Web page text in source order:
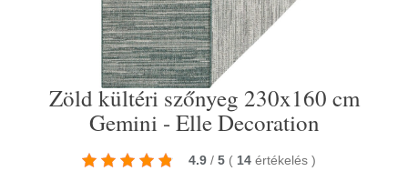
Zöld kültéri szőnyeg 230x160 cm
Gemini - Elle Decoration
4.9 / 5 ( 14 értékelés )